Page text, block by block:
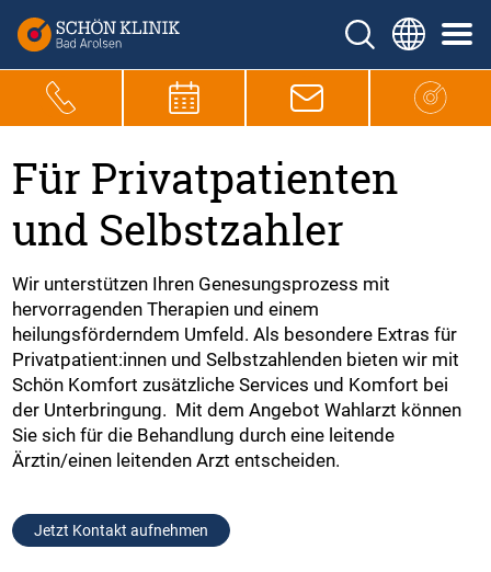
Für Privatpatienten
und Selbstzahler
Wir unterstützen Ihren Genesungsprozess mit
hervorragenden Therapien und einem
heilungsförderndem Umfeld. Als besondere Extras für
Privatpatient:innen und Selbstzahlenden bieten wir mit
Schön Komfort zusätzliche Services und Komfort bei
der Unterbringung. Mit dem Angebot Wahlarzt können
Sie sich für die Behandlung durch eine leitende
Ärztin/einen leitenden Arzt entscheiden.
Jetzt Kontakt aufnehmen